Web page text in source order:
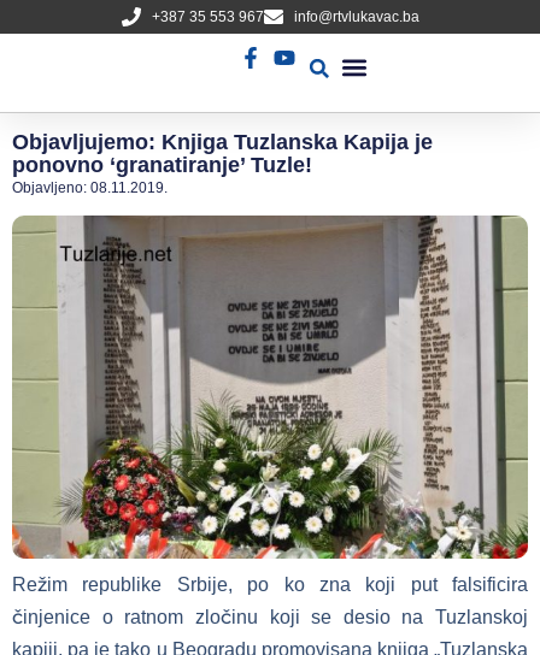
+387 35 553 967 info@rtvlukavac.ba
Objavljujemo: Knjiga Tuzlanska Kapija je
ponovno ‘granatiranje’ Tuzle!
Objavljeno: 08.11.2019.
Režim republike Srbije, po ko zna koji put falsificira
činjenice o ratnom zločinu koji se desio na Tuzlanskoj
kapiji, pa je tako u Beogradu promovisana knjiga „Tuzlanska